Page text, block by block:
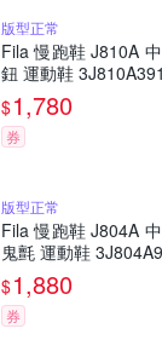
版型正常
Fila 慢跑鞋 J810A
鈕 運動鞋 3J810A391
$1,780
券
版型正常
Fila 慢跑鞋 J804A
鬼氈 運動鞋
$1,880
券